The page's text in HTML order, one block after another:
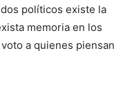
políticos existe la
memoria en los
a quienes piensan